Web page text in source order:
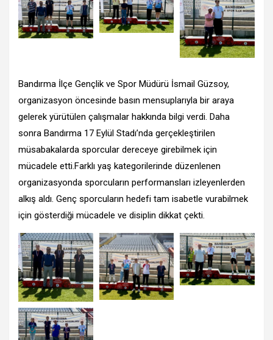
Bandırma İlçe Gençlik ve Spor Müdürü İsmail Güzsoy,
organizasyon öncesinde basın mensuplarıyla bir araya
gelerek yürütülen çalışmalar hakkında bilgi verdi. Daha
sonra Bandırma 17 Eylül Stadı’nda gerçekleştirilen
müsabakalarda sporcular dereceye girebilmek için
mücadele etti.Farklı yaş kategorilerinde düzenlenen
organizasyonda sporcuların performansları izleyenlerden
alkış aldı. Genç sporcuların hedefi tam isabetle vurabilmek
için gösterdiği mücadele ve disiplin dikkat çekti.